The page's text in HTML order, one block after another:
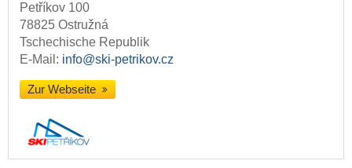
Petříkov 100
78825 Ostružná
Tschechische Republik
E-Mail: info@ski-petrikov.cz
Zur Webseite